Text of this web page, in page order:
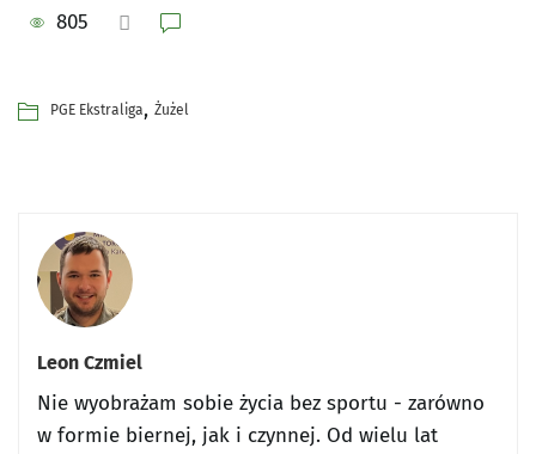
805
PGE Ekstraliga, Żużel
Leon Czmiel
Nie wyobrażam sobie życia bez sportu - zarówno
w formie biernej, jak i czynnej. Od wielu lat